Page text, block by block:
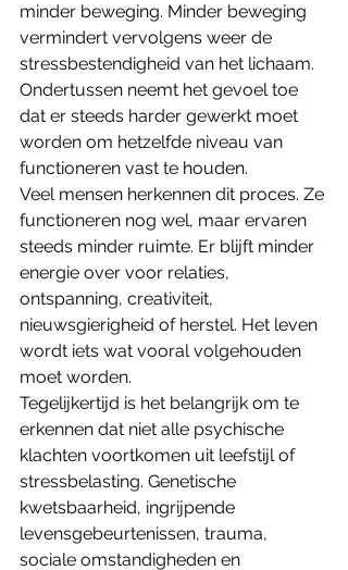
minder beweging. Minder beweging
vermindert vervolgens weer de
stressbestendigheid van het lichaam.
Ondertussen neemt het gevoel toe
dat er steeds harder gewerkt moet
worden om hetzelfde niveau van
functioneren vast te houden.
Veel mensen herkennen dit proces. Ze
functioneren nog wel, maar ervaren
steeds minder ruimte. Er blijft minder
energie over voor relaties,
ontspanning, creativiteit,
nieuwsgierigheid of herstel. Het leven
wordt iets wat vooral volgehouden
moet worden.
Tegelijkertijd is het belangrijk om te
erkennen dat niet alle psychische
klachten voortkomen uit leefstijl of
stressbelasting. Genetische
kwetsbaarheid, ingrijpende
levensgebeurtenissen, trauma,
sociale omstandigheden en